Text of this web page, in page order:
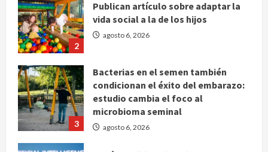
2
3
Bacterias en el semen también
microbioma seminal
agosto 6, 2026
¿Sería posible saber si una
inteligencia artificial tiene